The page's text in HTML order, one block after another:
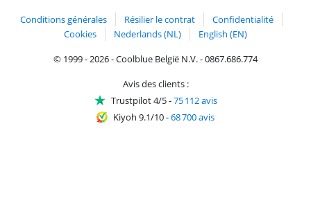
Conditions générales Résilier le contrat
Confidentialité
Cookies
Nederlands (NL)
English (EN)
© 1999 - 2026 - Coolblue België N.V. - 0867.686.774
Avis des clients :
Trustpilot 4/5-75 112 avis
Kiyoh 9.1/10-68 700 avis